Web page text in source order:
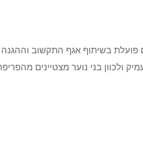
פועלת בשיתוף אגף התקשוב
ולכוון בני נוער מצטיינים